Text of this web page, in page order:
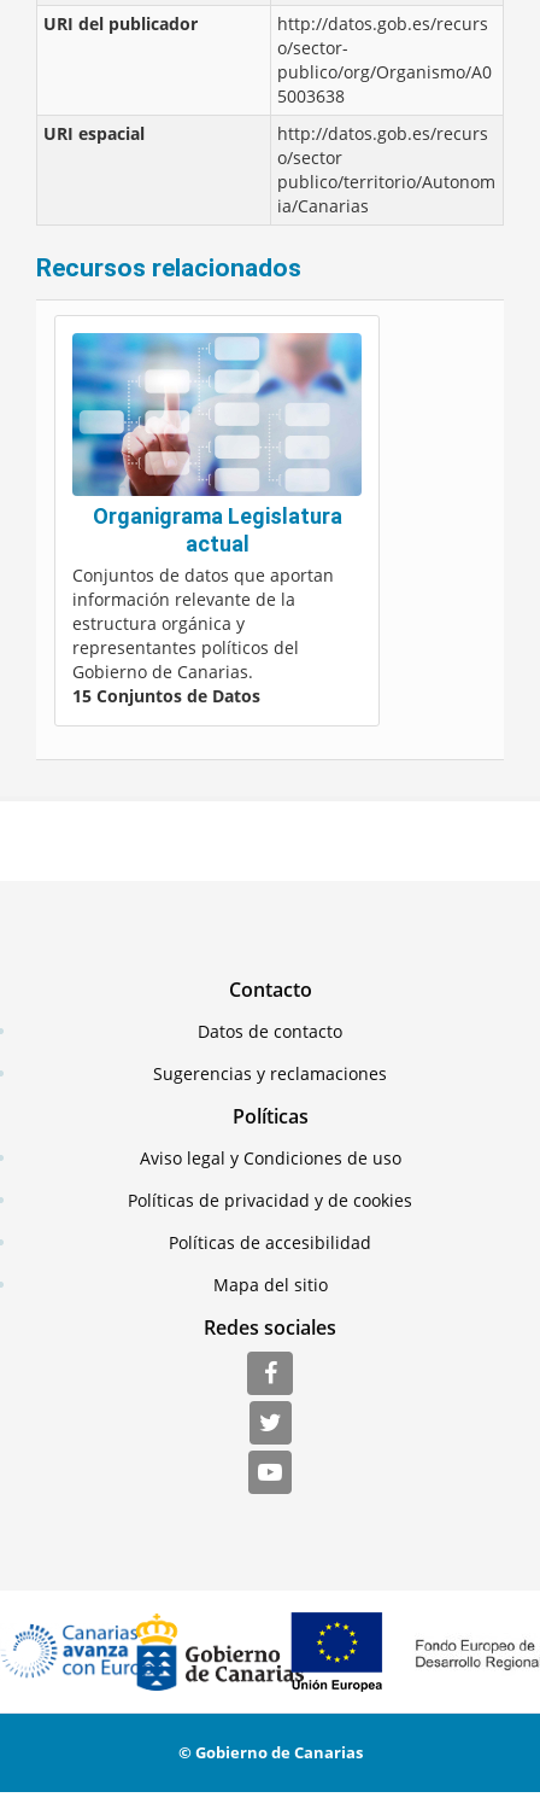
URI del publicador
http://datos.gob.es/recurs
o/sector-
publico/org/Organismo/A0
5003638
URI espacial
http://datos.gob.es/recurs
o/sector
publico/territorio/Autonom
ia/Canarias
Recursos relacionados
Organigrama Legislatura
actual
Conjuntos de datos que aportan
información relevante de la
estructura orgánica y
representantes políticos del
Gobierno de Canarias.
15 Conjuntos de Datos
Contacto
Datos de contacto
Sugerencias y reclamaciones
Políticas
Aviso legal y Condiciones de uso
Políticas de privacidad y de cookies
Políticas de accesibilidad
Mapa del sitio
Redes sociales
© Gobierno de Canarias